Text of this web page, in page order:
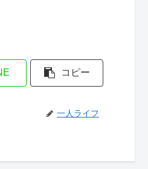
コピー
一人ライフ